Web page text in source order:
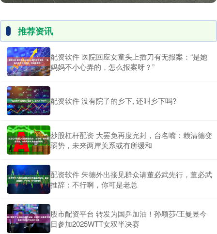
推荐资讯
配资软件 医院回应女童头上插刀有无报案：“是她
妈妈不小心弄的，怎么报案呀？”
配资软件 没有院子的乡下, 还叫乡下吗?
炒股杠杆配资 大罢免再度完封，台名嘴：赖清德变
弱势，未来两岸关系或有所缓和
配资软件 朱德外出接见群众请董必武先行，董必武
推辞：不行啊，你可是老总
股市配资平台 转发为国乒加油！孙颖莎/王曼昱今
日参加2025WTT女双半决赛